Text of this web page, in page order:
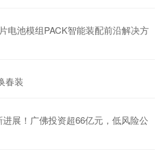
电池模组PACK智能装配前沿解决方
春装
展！广佛投资超66亿元，低风险公